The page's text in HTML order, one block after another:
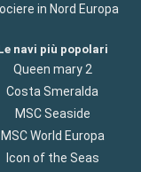
in Nord Europa
navi più popolari
Queen mary 2
Costa Smeralda
MSC Seaside
MSC World Europa
Icon of the Seas